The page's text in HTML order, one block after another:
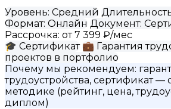
Уровень: Средний
Формат: Онлайн Документ:
Рассрочка: от 7 399 ₽/мес
🎓 Сертификат 💼 Гарантия
проектов в портфолио
Почему мы рекомендуем:
трудоустройства, сертификат—
методике (рейтинг, цена,
диплом)